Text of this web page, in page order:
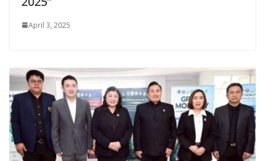
April 3, 2025